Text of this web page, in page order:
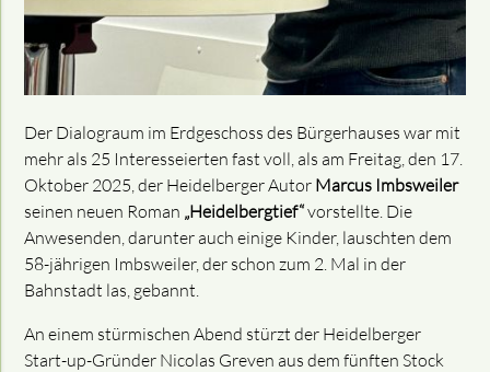
Der Dialograum im Erdgeschoss des Bürgerhauses war mit
mehr als 25 Interesseierten fast voll, als am Freitag, den 17.
Oktober 2025, der Heidelberger Autor Marcus Imbsweiler
seinen neuen Roman „Heidelbergtief“vorstellte. Die
Anwesenden, darunter auch einige Kinder, lauschten dem
58-jährigen Imbsweiler, der schon zum 2. Mal in der
Bahnstadt las, gebannt.
An einem stürmischen Abend stürzt der Heidelberger
Start-up-Gründer Nicolas Greven aus dem fünften Stock